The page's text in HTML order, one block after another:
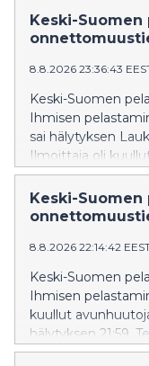
Keski-
8.8.2026 23:36:43
Keski-Suomen
Ihmisen
sai hälytyksen
Ilmoittaja oli
johtovastuu sekä
Keski-
8.8.2026 22:14:42
Keski-Suomen
Ihmisen
kuullut
hälytyksen 21:59.